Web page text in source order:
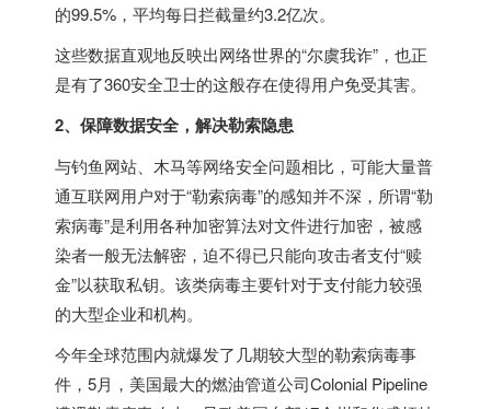
的99.5%，平均每日拦截量约3.2亿次。
这些数据直观地反映出网络世界的“尔虞我诈”，也正
是有了360安全卫士的这般存在使得用户免受其害。
2、保障数据安全，解决勒索隐患
与钓鱼网站、木马等网络安全问题相比，可能大量普
通互联网用户对于“勒索病毒”的感知并不深，所谓“勒
索病毒”是利用各种加密算法对文件进行加密，被感
染者一般无法解密，迫不得已只能向攻击者支付“赎
金”以获取私钥。该类病毒主要针对于支付能力较强
的大型企业和机构。
今年全球范围内就爆发了几期较大型的勒索病毒事
件，5月，美国最大的燃油管道公司Colonial Pipeline